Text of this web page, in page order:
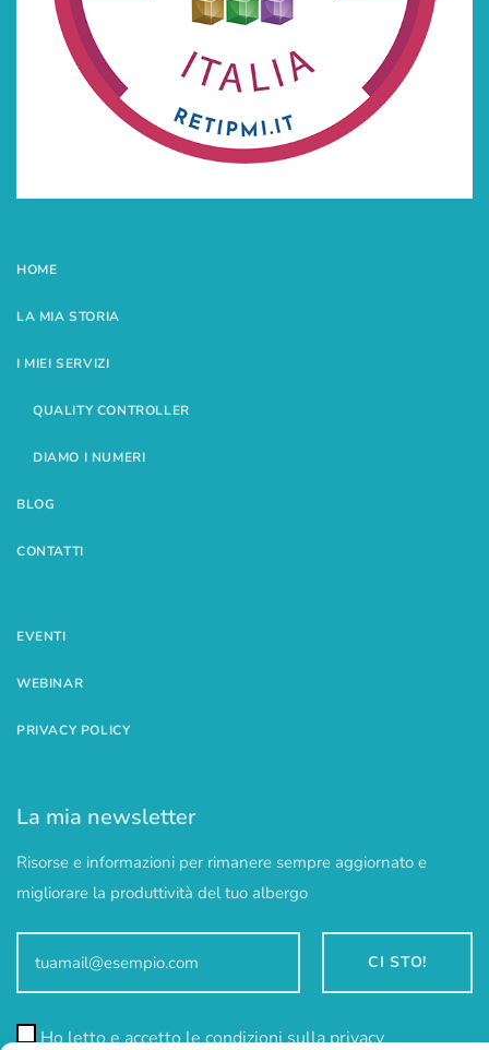
HOME
LA MIA STORIA
I MIEI SERVIZI
QUALITY CONTROLLER
DIAMO I NUMERI
BLOG
CONTATTI
EVENTI
WEBINAR
PRIVACY POLICY
La mia newsletter
Risorse e informazioni per rimanere sempre aggiornato e
migliorare la produttività del tuo albergo
Ho letto e accetto le condizioni sulla privacy